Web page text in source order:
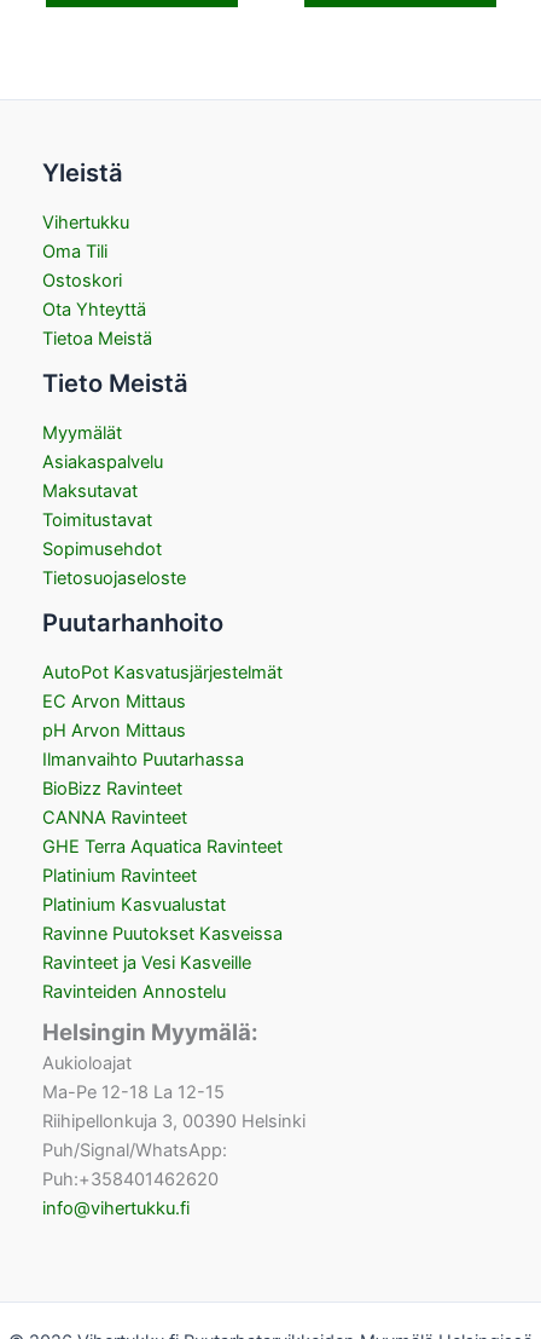
Yleistä
Vihertukku
Oma Tili
Ostoskori
Ota Yhteyttä
Tietoa Meistä
Tieto Meistä
Myymälät
Asiakaspalvelu
Maksutavat
Toimitustavat
Sopimusehdot
Tietosuojaseloste
Puutarhanhoito
AutoPot Kasvatusjärjestelmät
EC Arvon Mittaus
pH Arvon Mittaus
Ilmanvaihto Puutarhassa
BioBizz Ravinteet
CANNA Ravinteet
GHE Terra Aquatica Ravinteet
Platinium Ravinteet
Platinium Kasvualustat
Ravinne Puutokset Kasveissa
Ravinteet ja Vesi Kasveille
Ravinteiden Annostelu
Helsingin Myymälä:
Aukioloajat
Ma-Pe 12-18 La 12-15
Riihipellonkuja 3, 00390 Helsinki
Puh/Signal/WhatsApp:
Puh:+358401462620
info@vihertukku.fi